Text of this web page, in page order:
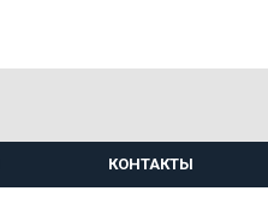
КОНТАКТЫ